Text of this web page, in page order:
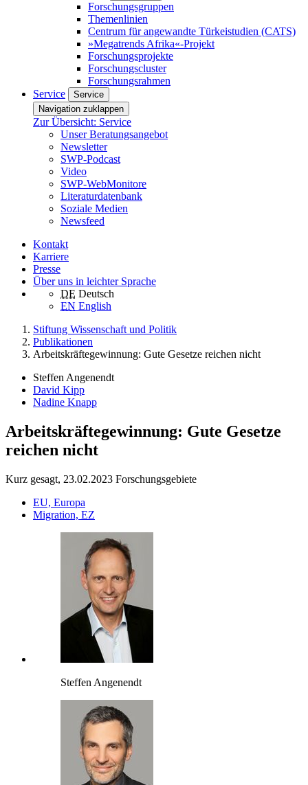
Forschungsgruppen
Themenlinien
Centrum für angewandte Türkeistudien (CATS)
»Megatrends Afrika«-Projekt
Forschungsprojekte
Forschungscluster
Forschungsrahmen
Service
Service
Navigation zuklappen
Zur Übersicht: Service
Unser Beratungsangebot
Newsletter
SWP-Podcast
Video
SWP-WebMonitore
Literaturdatenbank
Soziale Medien
Newsfeed
Kontakt
Karriere
Presse
Über uns in leichter Sprache
DE Deutsch
EN English
Stiftung Wissenschaft und Politik
Publikationen
Arbeitskräftegewinnung: Gute Gesetze reichen nicht
Steffen Angenendt
David Kipp
Nadine Knapp
Arbeitskräftegewinnung: Gute Gesetze
reichen nicht
Kurz gesagt, 23.02.2023 Forschungsgebiete
EU, Europa
Migration, EZ
Steffen Angenendt